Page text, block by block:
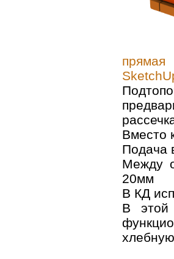
прямая
Вместо
Подача
Между
20мм
В КД
В этой